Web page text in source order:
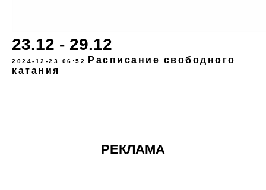
23.12 - 29.12
2024-12-23 06:52
Расписание свободного
катания
РЕКЛАМА